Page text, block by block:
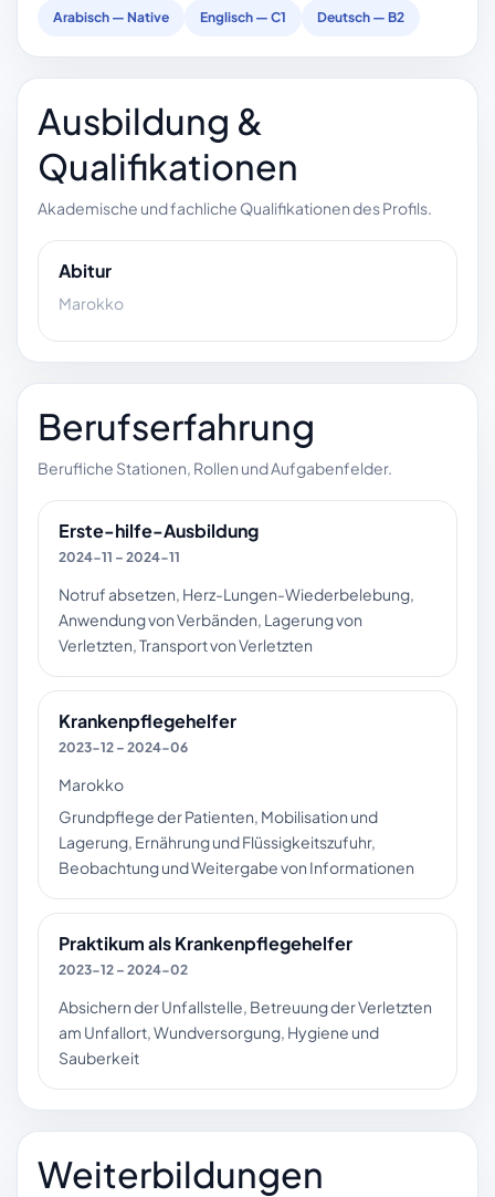
Arabisch — Native Englisch — C1 Deutsch — B2
Ausbildung &
Qualifikationen
Akademische und fachliche Qualifikationen des Profils.
Abitur
Marokko
Berufserfahrung
Berufliche Stationen, Rollen und Aufgabenfelder.
Erste-hilfe-Ausbildung
2024-11 – 2024-11
Notruf absetzen, Herz-Lungen-Wiederbelebung,
Anwendung von Verbänden, Lagerung von
Verletzten, Transport von Verletzten
Krankenpflegehelfer
2023-12 – 2024-06
Marokko
Grundpflege der Patienten, Mobilisation und
Lagerung, Ernährung und Flüssigkeitszufuhr,
Beobachtung und Weitergabe von Informationen
Praktikum als Krankenpflegehelfer
2023-12 – 2024-02
Absichern der Unfallstelle, Betreuung der Verletzten
am Unfallort, Wundversorgung, Hygiene und
Sauberkeit
Weiterbildungen